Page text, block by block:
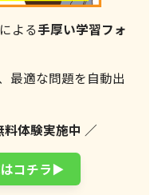
よる手厚い学習フォ
最適な問題を自動出
体験実施中 ／
コチラ▶